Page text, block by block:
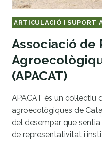
ARTICULACIÓ I SUPORT
Associació de
(APACAT)
APACAT és un col·lectiu
agroecològiques de
del desempar que
de representativitat i